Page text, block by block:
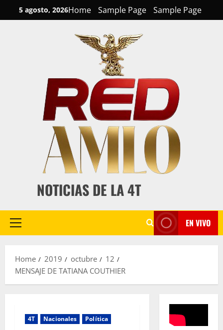
to
5 agosto, 2026Home Sample Page Sample Page
NOTICIAS DE LA 4T
Primary
EN VIVO
Home 2019 octubre
12
MENSAJE DE TATIANA COUTHIER
4T Nacionales Política